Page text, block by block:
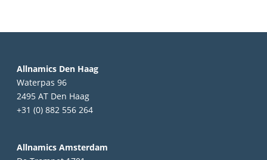
Allnamics Den Haag
Waterpas 96
2495 AT Den Haag
+31 (0) 882 556 264
Allnamics Amsterdam